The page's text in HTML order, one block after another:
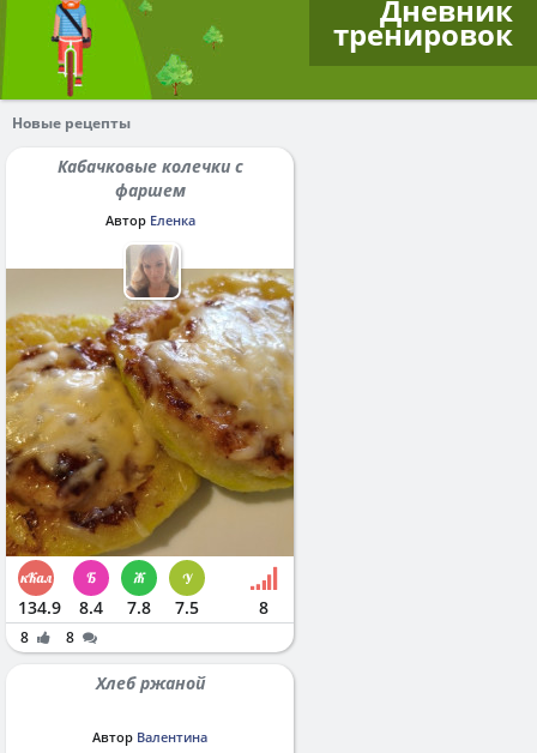
Дневник
тренировок
Новые рецепты
Кабачковые колечки с
фаршем
Автор Еленка
134.9 8.4 7.8 7.5 8
8 8
Хлеб ржаной
Автор Валентина